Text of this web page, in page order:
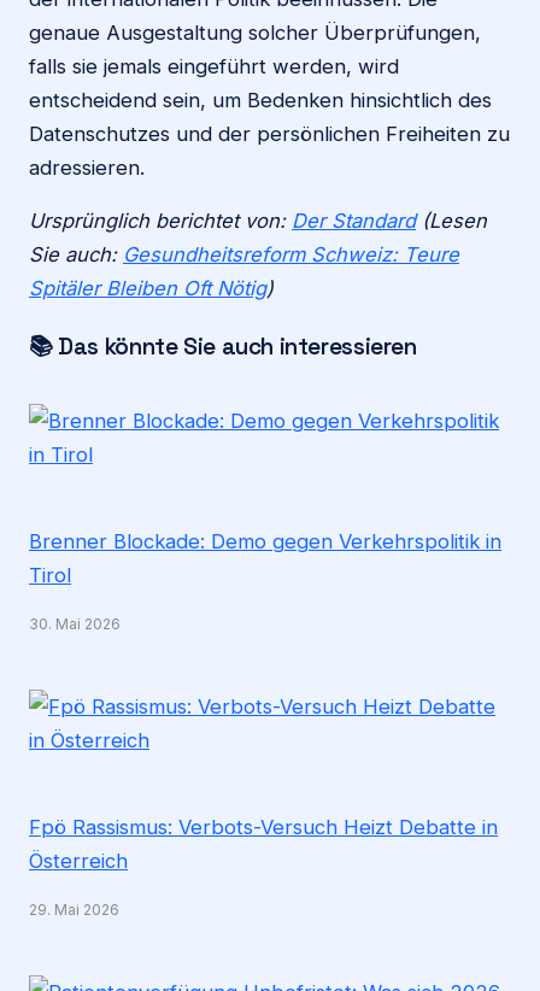
genaue Ausgestaltung solcher Überprüfungen,
falls sie jemals eingeführt werden, wird
entscheidend sein, um Bedenken hinsichtlich des
Datenschutzes und der persönlichen Freiheiten zu
adressieren.
Ursprünglich berichtet von: Der Standard (Lesen
Sie auch: Gesundheitsreform Schweiz: Teure
Spitäler Bleiben Oft Nötig)
📚 Das könnte Sie auch interessieren
Brenner Blockade: Demo gegen Verkehrspolitik in
Tirol
30. Mai 2026
Fpö Rassismus: Verbots-Versuch Heizt Debatte in
Österreich
29. Mai 2026